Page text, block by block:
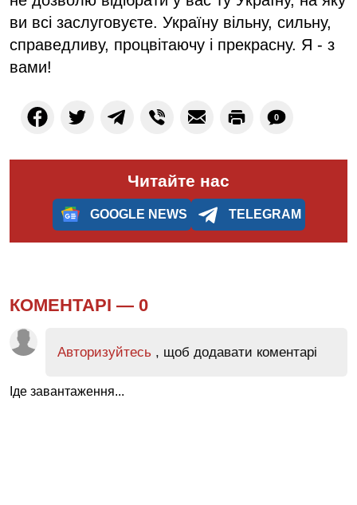
ви всі заслуговуєте. Україну вільну, сильну,
справедливу, процвітаючу і прекрасну. Я - з
вами!
0
Читайте нас
GOOGLE NEWS TELEGRAM
КОМЕНТАРІ — 0
Авторизуйтесь , щоб додавати коментарі
Іде завантаження...